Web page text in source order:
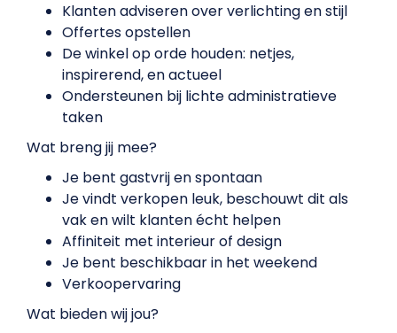
Klanten adviseren over verlichting en stijl
Offertes opstellen
De winkel op orde houden: netjes,
inspirerend, en actueel
Ondersteunen bij lichte administratieve
taken
Wat breng jij mee?
Je bent gastvrij en spontaan
Je vindt verkopen leuk, beschouwt dit als
vak en wilt klanten écht helpen
Affiniteit met interieur of design
Je bent beschikbaar in het weekend
Verkoopervaring
Wat bieden wij jou?